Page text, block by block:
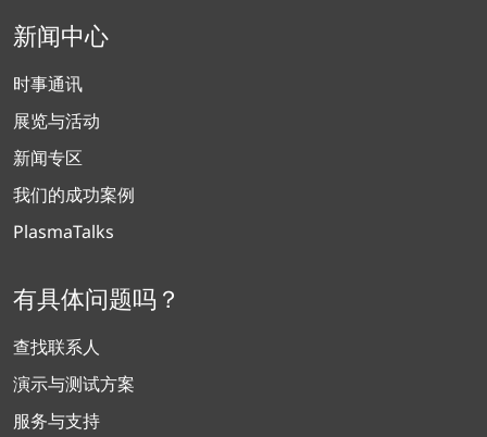
新闻中心
时事通讯
展览与活动
新闻专区
我们的成功案例
PlasmaTalks
有具体问题吗？
查找联系人
演示与测试方案
服务与支持